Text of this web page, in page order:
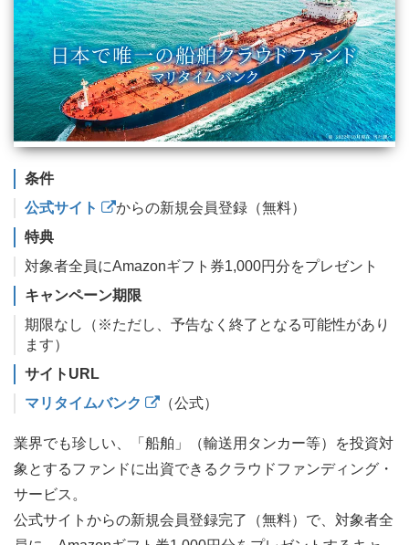
条件
公式サイト
からの新規会員登録（無料）
特典
対象者全員にAmazonギフト券1,000円分をプレゼント
キャンペーン期限
期限なし（※ただし、予告なく終了となる可能性があり
ます）
サイトURL
マリタイムバンク
（公式）
業界でも珍しい、「船舶」（輸送用タンカー等）を投資対
象とするファンドに出資できるクラウドファンディング・
サービス。
公式サイトからの新規会員登録完了（無料）で、対象者全